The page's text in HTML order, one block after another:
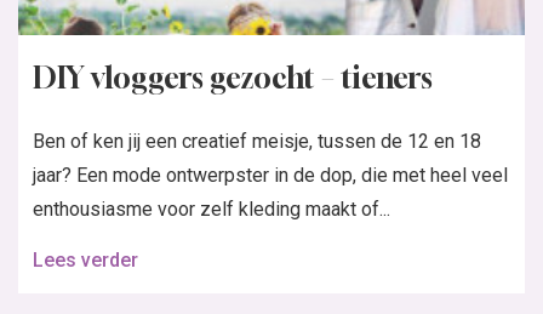
DIY vloggers gezocht – tieners
Ben of ken jij een creatief meisje, tussen de 12 en 18
jaar? Een mode ontwerpster in de dop, die met heel veel
enthousiasme voor zelf kleding maakt of...
Lees verder